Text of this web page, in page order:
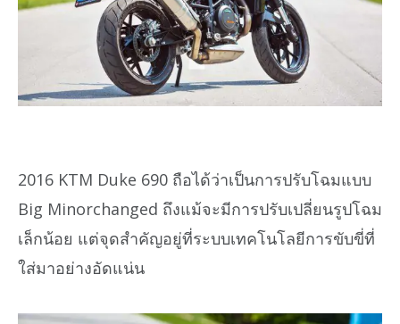
2016 KTM Duke 690 ถือได้ว่าเป็นการปรับโฉมแบบ
Big Minorchanged ถึงแม้จะมีการปรับเปลี่ยนรูปโฉม
เล็กน้อย แต่จุดสำคัญอยู่ที่ระบบเทคโนโลยีการขับขี่ที่
ใส่มาอย่างอัดแน่น